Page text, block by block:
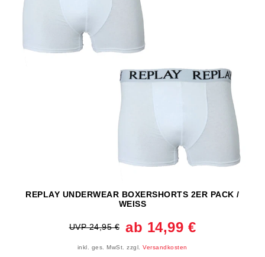
REPLAY UNDERWEAR BOXERSHORTS 2ER PACK /
WEISS
UVP 24,95 € ab 14,99 €
inkl. ges. MwSt. zzgl.Versandkosten